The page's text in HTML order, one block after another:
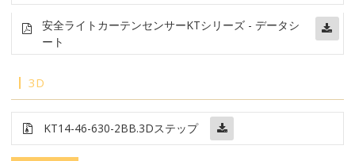
安全ライトカーテンセンサーKTシリーズ - データシ
ート
3D
KT14-46-630-2BB.3Dステップ